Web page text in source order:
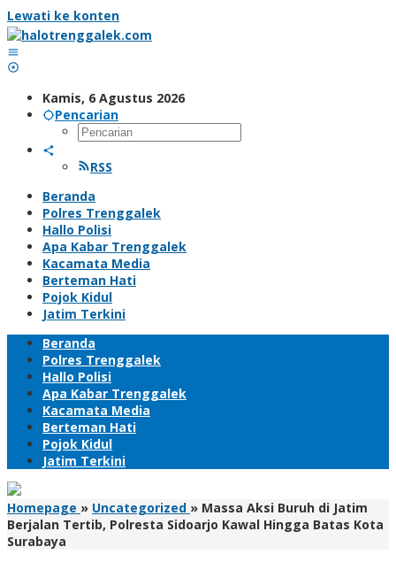
Lewati ke konten
Kamis, 6 Agustus 2026
Pencarian
RSS
Beranda
Polres Trenggalek
Hallo Polisi
Apa Kabar Trenggalek
Kacamata Media
Berteman Hati
Pojok Kidul
Jatim Terkini
Beranda
Polres Trenggalek
Hallo Polisi
Apa Kabar Trenggalek
Kacamata Media
Berteman Hati
Pojok Kidul
Jatim Terkini
Homepage » Uncategorized » Massa Aksi Buruh di Jatim
Berjalan Tertib, Polresta Sidoarjo Kawal Hingga Batas Kota
Surabaya